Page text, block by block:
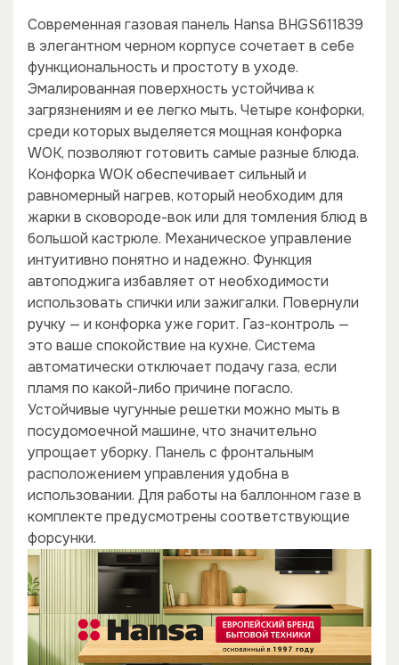
Современная газовая панель Hansa BHGS611839
в элегантном черном корпусе сочетает в себе
функциональность и простоту в уходе.
Эмалированная поверхность устойчива к
загрязнениям и ее легко мыть. Четыре конфорки,
среди которых выделяется мощная конфорка
WOK, позволяют готовить самые разные блюда.
Конфорка WOK обеспечивает сильный и
равномерный нагрев, который необходим для
жарки в сковороде-вок или для томления блюд в
большой кастрюле. Механическое управление
интуитивно понятно и надежно. Функция
автоподжига избавляет от необходимости
использовать спички или зажигалки. Повернули
ручку — и конфорка уже горит. Газ-контроль —
это ваше спокойствие на кухне. Система
автоматически отключает подачу газа, если
пламя по какой-либо причине погасло.
Устойчивые чугунные решетки можно мыть в
посудомоечной машине, что значительно
упрощает уборку. Панель с фронтальным
расположением управления удобна в
использовании. Для работы на баллонном газе в
комплекте предусмотрены соответствующие
форсунки.